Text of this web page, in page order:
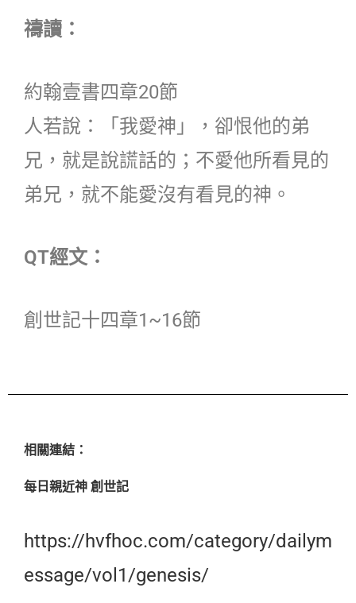
禱讀：
約翰壹書四章20節
人若說：「我愛神」，卻恨他的弟
兄，就是說謊話的；不愛他所看見的
弟兄，就不能愛沒有看見的神。
QT經文：
創世記十四章1~16節
相關連結：
每日親近神 創世記
https://hvfhoc.com/category/dailym
essage/vol1/genesis/